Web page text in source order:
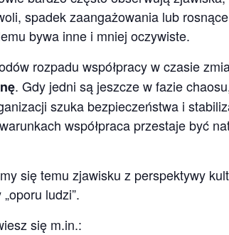
spadek zaangażowania lub
bywa inne i mniej oczywiste.
rozpadu współpracy w czasie
. Gdy jedni są jeszcze w fazie
szuka bezpieczeństwa i
współpraca przestaje być
się temu zjawisku z perspektywy
ludzi”.
się m.in.: